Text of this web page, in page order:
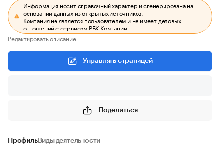
Информация носит справочный характер и сгенерирована на
основании данных из открытых источников.
Компания не является пользователем и не имеет деловых
отношений с сервисом РБК Компании.
Редактировать описание
Управлять страницей
Поделиться
ПрофильВиды деятельности